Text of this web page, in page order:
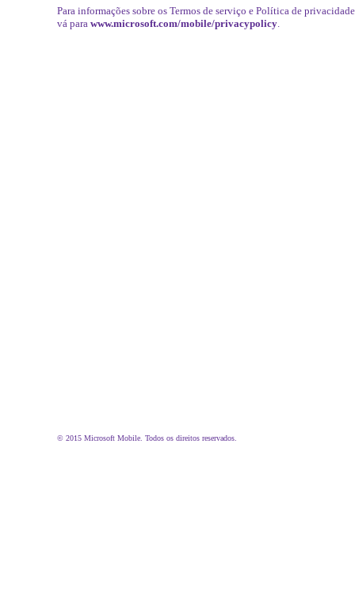
Para informações sobre os Termos de serviço e Política de
vá para www.microsoft.com/mobile/privacypolicy.
© 2015 Microsoft Mobile. Todos os direitos reservados.